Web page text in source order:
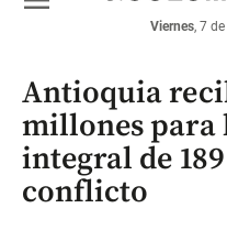
Colombia
Viernes, 7
Antioquia
millones para
integral de
conflicto